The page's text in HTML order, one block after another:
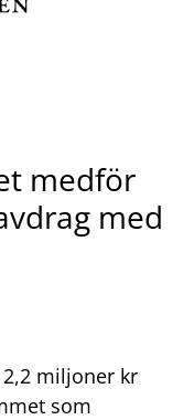
medför
med
miljoner kr
som